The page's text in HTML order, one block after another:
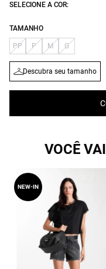
SELECIONE A COR:
TAMANHO
PP P M G
Descubra seu tamanho
VOCÊ
NEW-IN